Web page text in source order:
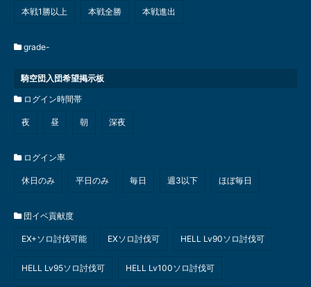
本戦1勝以上 本戦全勝 本戦進出
grade-
騎空団入団希望掲示板
ログイン時間帯
夜 昼 朝 深夜
ログイン率
休日のみ 平日のみ 毎日 週3以下 ほぼ毎日
団イベ貢献度
EX+ソロ討伐可能 EXソロ討伐可 HELL Lv90ソロ討伐可
HELL Lv95ソロ討伐可 HELL Lv100ソロ討伐可